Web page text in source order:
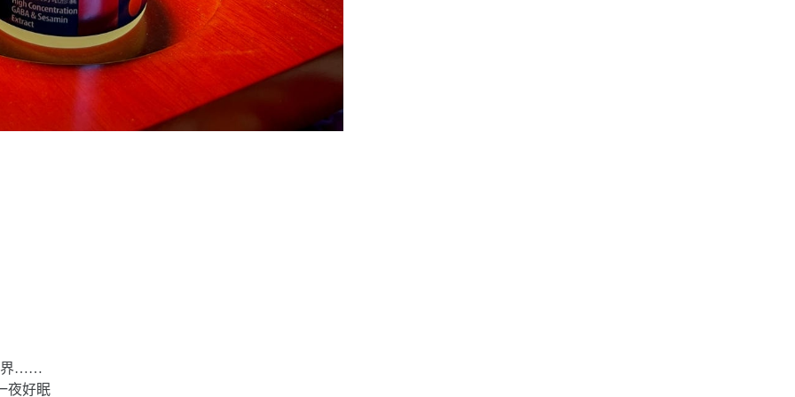
界……
夜好眠